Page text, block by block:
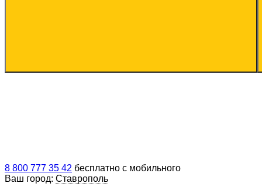
8 800 777 35 42 бесплатно с мобильного
Ваш город: Ставрополь